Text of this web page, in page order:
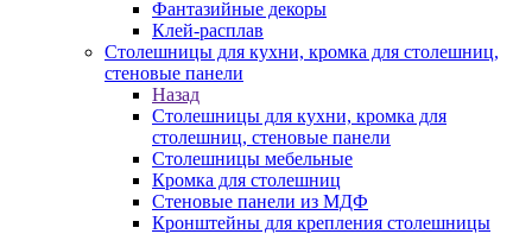
Фантазийные декоры
Клей-расплав
Столешницы для кухни, кромка для столешниц,
стеновые панели
Назад
Столешницы для кухни, кромка для
столешниц, стеновые панели
Столешницы мебельные
Кромка для столешниц
Стеновые панели из МДФ
Кронштейны для крепления столешницы